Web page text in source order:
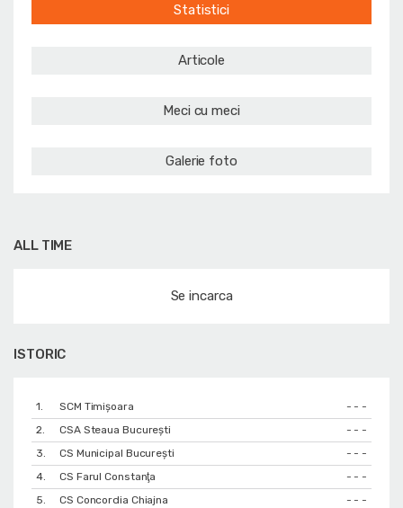
Statistici
Articole
Meci cu meci
Galerie foto
ALL TIME
Se incarca
ISTORIC
1. SCM Timișoara
- - -
2.
CSA Steaua București
- - -
3.
CS Municipal București
- - -
4.
CS Farul Constanţa
- - -
5.
CS Concordia Chiajna
- - -